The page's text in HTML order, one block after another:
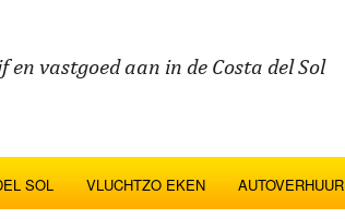
vastgoed aan in de Costa del Sol
SOL VLUCHTZO EKEN AUTOVERHUUR